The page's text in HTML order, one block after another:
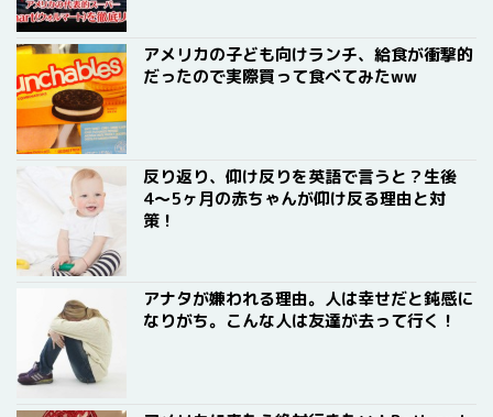
アメリカの子ども向けランチ、給食が衝撃的
だったので実際買って食べてみたww
反り返り、仰け反りを英語で言うと？生後
4〜5ヶ月の赤ちゃんが仰け反る理由と対
策！
アナタが嫌われる理由。人は幸せだと鈍感に
なりがち。こんな人は友達が去って行く！